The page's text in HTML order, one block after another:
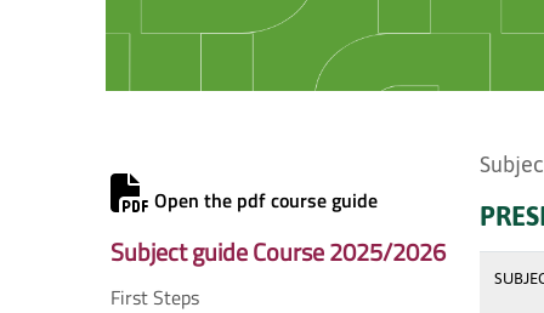
Open the pdf course guide
Subject guide Course 2025/2026
First Steps